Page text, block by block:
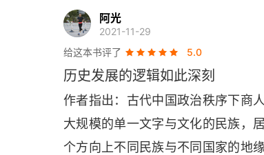
阿光
2021-11-29
给这本书评了
5.0
历史发展的逻辑如此深刻
作者指出：古代中国政治秩序下商
大规模的单一文字与文化的民族，
个方向上不同民族与不同国家的地